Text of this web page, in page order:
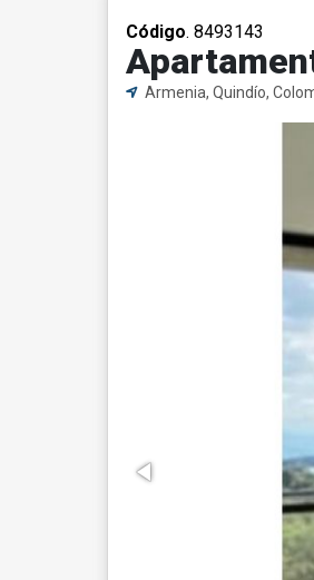
Código. 8493143
Armenia, Quindío,